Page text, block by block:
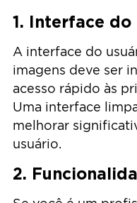
1. Interface do
A interface do
imagens deve ser
acesso rápido às
Uma interface
melhorar
usuário.
2.